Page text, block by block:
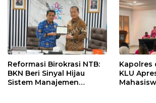
Reformasi Birokrasi NTB:
BKN Beri Sinyal Hijau
Sistem Manajemen
Kapolres
KLU